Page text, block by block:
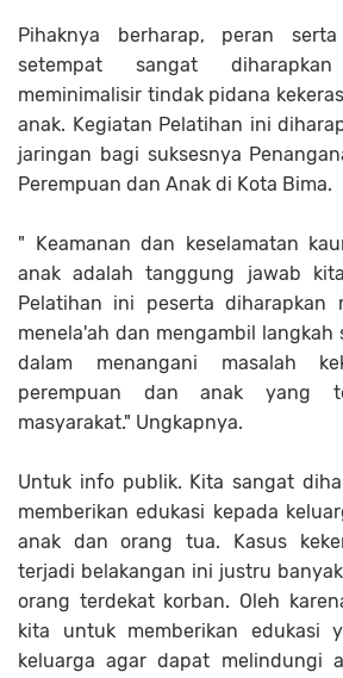
Pihaknya berharap, peran serta
setempat sangat
meminimalisir tindak pidana
anak. Kegiatan Pelatihan ini
jaringan bagi suksesnya
Perempuan dan Anak di Kota Bima.
" Keamanan dan keselamatan
anak adalah tanggung jawab
Pelatihan ini peserta diharapkan
menela'ah dan mengambil
dalam menangani masalah
perempuan dan anak yang
masyarakat." Ungkapnya.
Untuk info publik. Kita sangat
memberikan edukasi kepada
anak dan orang tua. Kasus
terjadi belakangan ini justru
orang terdekat korban. Oleh
kita untuk memberikan edukasi
keluarga agar dapat melindungi